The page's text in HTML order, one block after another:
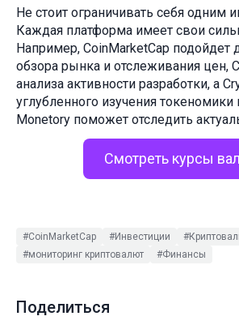
Не стоит ограничивать себя одним
Каждая платформа имеет свои
Например, CoinMarketCap подойдет
обзора рынка и отслеживания цен,
анализа активности разработки, а
углубленного изучения токеномики
Monetory поможет отследить
Смотреть курсы
#CoinMarketCap #Инвестиции
#мониторинг криптовалют
#Финансы
Поделиться